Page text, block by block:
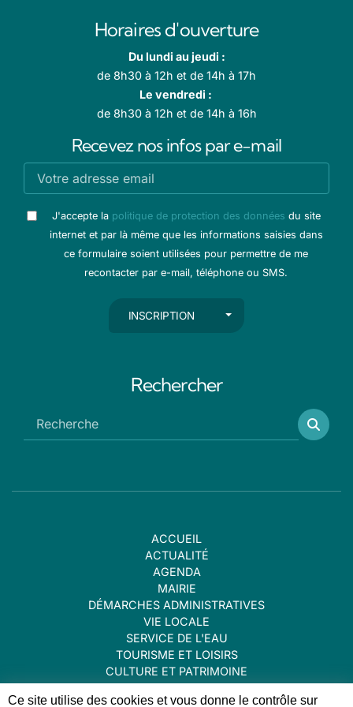
Horaires d'ouverture
Du lundi au jeudi :
de 8h30 à 12h et de 14h à 17h
Le vendredi :
de 8h30 à 12h et de 14h à 16h
Recevez nos infos par e-mail
J'accepte la politique de protection des données du site
internet et par là même que les informations saisies dans
ce formulaire soient utilisées pour permettre de me
recontacter par e-mail, téléphone ou SMS.
INSCRIPTION AUTRES ACTIONS
Rechercher
ACCUEIL
ACTUALITÉ
AGENDA
MAIRIE
DÉMARCHES ADMINISTRATIVES
VIE LOCALE
SERVICE DE L'EAU
TOURISME ET LOISIRS
CULTURE ET PATRIMOINE
CONTACT
Ce site utilise des cookies et vous donne le contrôle sur